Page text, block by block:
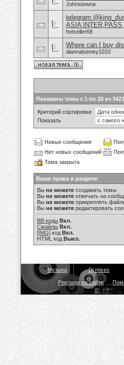
Johnstowna
ASIA INTER,PASS
hotseller68
Where can I buy
diannatunney1010
Показаны темы с 1 по 20 из 3421
Критерий сортировки
Показать
Новые сообщения
Нет новых сообщений
Тема закрыта
Ваши права в разделе
Вы не можете создавать темы
Вы не можете отвечать на
Вы не можете прикреплять
Вы не можете редактировать
BB коды Вкл.
Смайлы Вкл.
[IMG] код Вкл.
HTML код Выкл.
Музыка Dj mixes
Реклама на сайте